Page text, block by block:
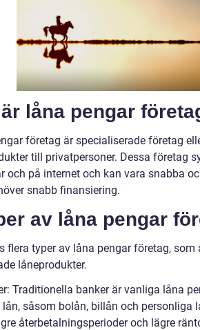
låna pengar
företag är specialiserade företag
till privatpersoner. Dessa företag
och på internet och kan vara snabba
snabb finansiering.
av låna pengar
flera typer av låna pengar företag,
låneprodukter.
Traditionella banker är vanliga låna
lån, såsom bolån, billån och personliga
återbetalningsperioder och lägre